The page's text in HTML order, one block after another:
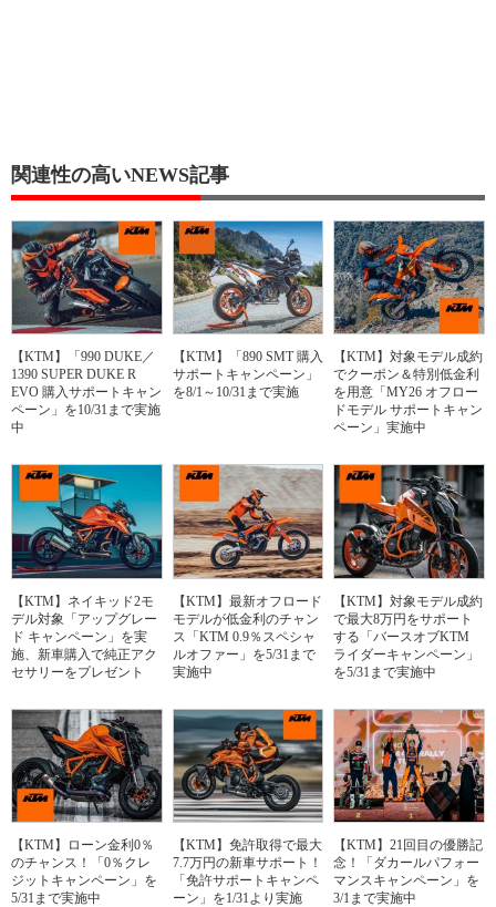
関連性の高いNEWS記事
【KTM】「990 DUKE／
1390 SUPER DUKE R
EVO 購入サポートキャン
ペーン」を10/31まで実施
中
【KTM】「890 SMT 購入
サポートキャンペーン」
を8/1～10/31まで実施
【KTM】対象モデル成約
でクーポン＆特別低金利
を用意「MY26 オフロー
ドモデル サポートキャン
ペーン」実施中
【KTM】ネイキッド2モ
デル対象「アップグレー
ド キャンペーン」を実
施、新車購入で純正アク
セサリーをプレゼント
【KTM】最新オフロード
モデルが低金利のチャン
ス「KTM 0.9％スペシャ
ルオファー」を5/31まで
実施中
【KTM】対象モデル成約
で最大8万円をサポート
する「バースオブKTM
ライダーキャンペーン」
を5/31まで実施中
【KTM】ローン金利0％
のチャンス！「0％クレ
ジットキャンペーン」を
5/31まで実施中
【KTM】免許取得で最大
7.7万円の新車サポート！
「免許サポートキャンペ
ーン」を1/31より実施
【KTM】21回目の優勝記
念！「ダカールパフォー
マンスキャンペーン」を
3/1まで実施中